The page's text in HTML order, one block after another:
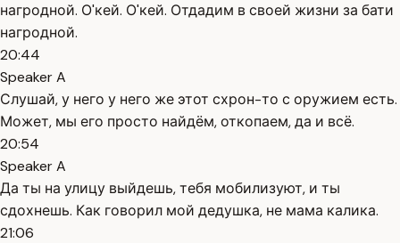
нагродной. О'кей. О'кей. Отдадим в своей жизни за бати
нагродной.
20:44
Speaker A
Слушай, у него у него же этот схрон-то с оружием есть.
Может, мы его просто найдём, откопаем, да и всё.
20:54
Speaker A
Да ты на улицу выйдешь, тебя мобилизуют, и ты
сдохнешь. Как говорил мой дедушка, не мама калика.
21:06